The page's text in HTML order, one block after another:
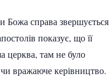
Божа справа звершується
показує, що її
церква, там не було
вражаюче керівництво.